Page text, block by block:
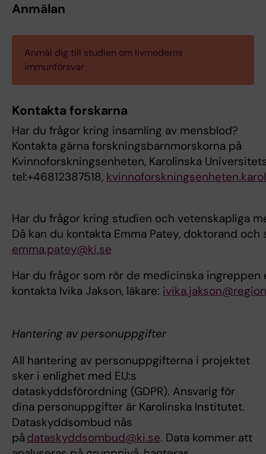
Anmälan
Anmäl dig till studien om livmoderns
immunförsvar
Kontakta forskarna
Har du frågor kring insamling av mensblod?
Kontakta gärna forskningsbarnmorskorna på
Kvinnoforskningsenheten, Karolinska
tel:+46812387518,
Har du frågor kring studien och vetenskapliga
Då kan du kontakta Emma Patey, doktorand
emma.patey@ki.se
Har du frågor som rör de medicinska ingreppen
kontakta Ivika Jakson, läkare:
Hantering av personuppgifter
All hantering av personuppgifterna i projektet
sker i enlighet med EU:s
dataskyddsförordning (GDPR). Ansvarig för
dina personuppgifter är Karolinska Institutet.
Dataskyddsombud nås
på dataskyddsombud@ki.se. Data kommer att